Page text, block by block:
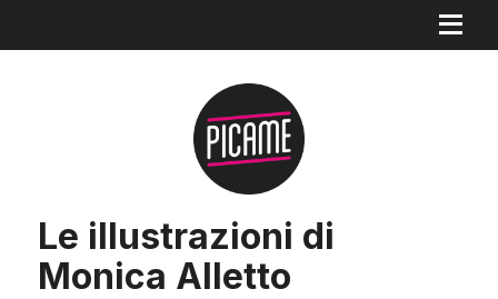
Le illustrazioni di
Monica Alletto